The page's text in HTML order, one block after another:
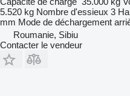
5.520 kg Nombre d'essieux 3
mm Mode de déchargement
Roumanie, Sibiu
Contacter le vendeur